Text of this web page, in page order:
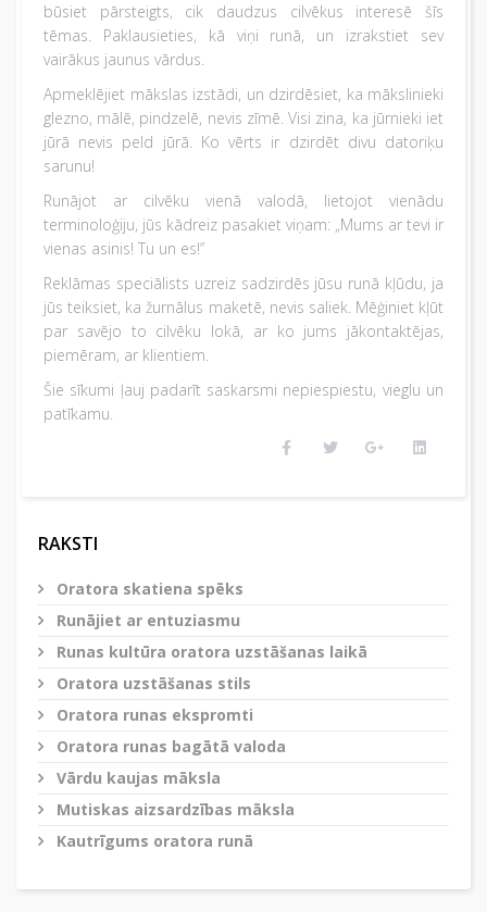
būsiet pārsteigts, cik daudzus cilvēkus interesē šīs
tēmas. Paklausieties, kā viņi runā, un izrakstiet sev
vairākus jaunus vārdus.
Apmeklējiet mākslas izstādi, un dzirdēsiet, ka mākslinieki
glezno, mālē, pindzelē, nevis zīmē. Visi zina, ka jūrnieki iet
jūrā nevis peld jūrā. Ko vērts ir dzirdēt divu datoriķu
sarunu!
Runājot ar cilvēku vienā valodā, lietojot vienādu
terminoloģiju, jūs kādreiz pasakiet viņam: „Mums ar tevi ir
vienas asinis! Tu un es!”
Reklāmas speciālists uzreiz sadzirdēs jūsu runā kļūdu, ja
jūs teiksiet, ka žurnālus maketē, nevis saliek. Mēģiniet kļūt
par savējo to cilvēku lokā, ar ko jums jākontaktējas,
piemēram, ar klientiem.
Šie sīkumi ļauj padarīt saskarsmi nepiespiestu, vieglu un
patīkamu.
RAKSTI
Oratora skatiena spēks
Runājiet ar entuziasmu
Runas kultūra oratora uzstāšanas laikā
Oratora uzstāšanas stils
Oratora runas ekspromti
Oratora runas bagātā valoda
Vārdu kaujas māksla
Mutiskas aizsardzības māksla
Kautrīgums oratora runā